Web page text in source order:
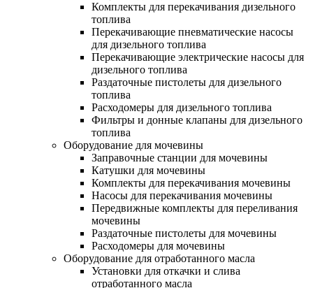
Комплекты для перекачивания дизельного
топлива
Перекачивающие пневматические насосы
для дизельного топлива
Перекачивающие электрические насосы для
дизельного топлива
Раздаточные пистолеты для дизельного
топлива
Расходомеры для дизельного топлива
Фильтры и донные клапаны для дизельного
топлива
Оборудование для мочевины
Заправочные станции для мочевины
Катушки для мочевины
Комплекты для перекачивания мочевины
Насосы для перекачивания мочевины
Передвижные комплекты для переливания
мочевины
Раздаточные пистолеты для мочевины
Расходомеры для мочевины
Оборудование для отработанного масла
Установки для откачки и слива
отработанного масла